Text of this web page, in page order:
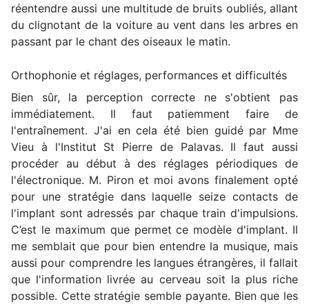
réentendre aussi une multitude de bruits oubliés, allant
du clignotant de la voiture au vent dans les arbres en
passant par le chant des oiseaux le matin.
Orthophonie et réglages, performances et difficultés
Bien sûr, la perception correcte ne s'obtient pas
immédiatement. Il faut patiemment faire de
l'entraînement. J'ai en cela été bien guidé par Mme
Vieu à l'Institut St Pierre de Palavas. Il faut aussi
procéder au début à des réglages périodiques de
l'électronique. M. Piron et moi avons finalement opté
pour une stratégie dans laquelle seize contacts de
l'implant sont adressés par chaque train d'impulsions.
C’est le maximum que permet ce modèle d'implant. Il
me semblait que pour bien entendre la musique, mais
aussi pour comprendre les langues étrangères, il fallait
que l'information livrée au cerveau soit la plus riche
possible. Cette stratégie semble payante. Bien que les